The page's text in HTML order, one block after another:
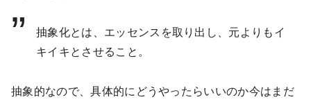
抽象化とは、エッセンスを取り出し、元よりもイ
キイキとさせること。
抽象的なので、具体的にどうやったらいいのか今はまだ